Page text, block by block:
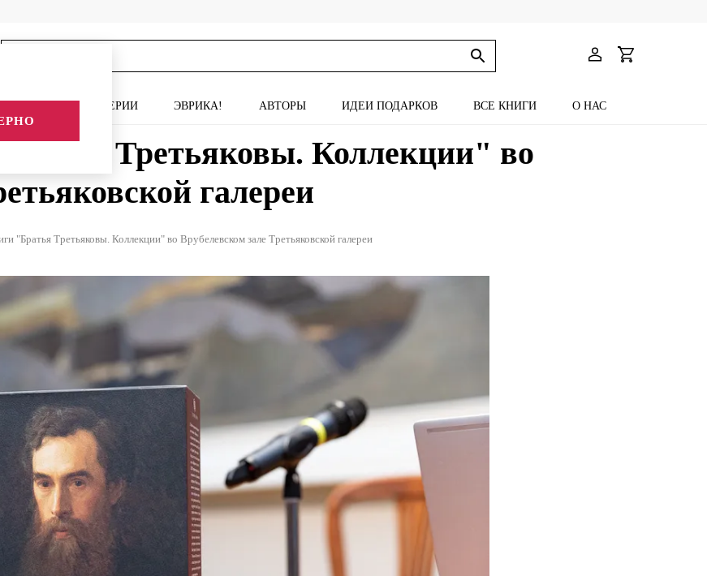
СЕРИИ ЭВРИКА! АВТОРЫ ИДЕИ ПОДАРКОВ ВСЕ КНИГИ О НАС
Третьяковы. Коллекции" во
галереи
"Братья Третьяковы. Коллекции" во Врубелевском зале Третьяковской галереи